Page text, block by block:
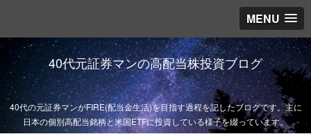
MENU
40代元証券マンの高配当株投資ブログ
40代の元証券マンがFIRE(配当金生活)を目指す過程を記したブログです。主に
日本の個別高配当銘柄と米国ETFに投資している様子を綴っています。